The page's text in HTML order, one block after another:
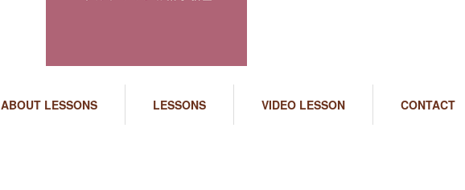
ABOUT LESSONS LESSONS VIDEO LESSON CONTACT